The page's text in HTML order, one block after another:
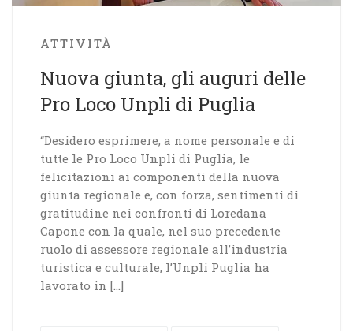
ATTIVITÀ
Nuova giunta, gli auguri delle
Pro Loco Unpli di Puglia
“Desidero esprimere, a nome personale e di
tutte le Pro Loco Unpli di Puglia, le
felicitazioni ai componenti della nuova
giunta regionale e, con forza, sentimenti di
gratitudine nei confronti di Loredana
Capone con la quale, nel suo precedente
ruolo di assessore regionale all’industria
turistica e culturale, l’Unpli Puglia ha
lavorato in […]